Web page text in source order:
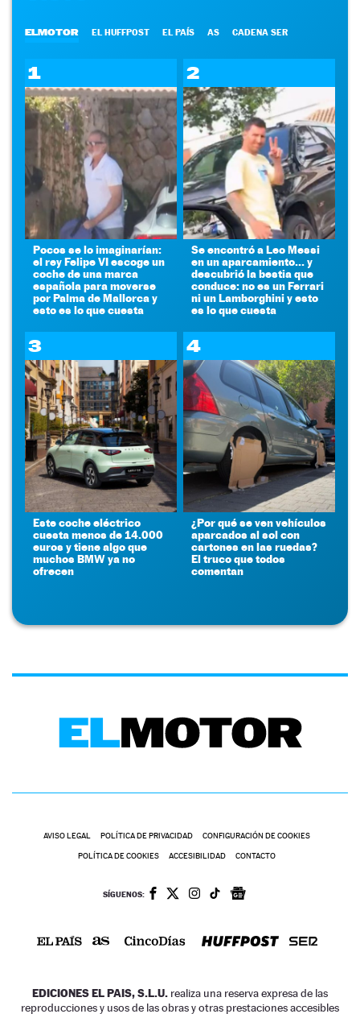
ELMOTOR EL HUFFPOST EL PAÍS AS CADENA SER
1
Pocos se lo imaginarían:
el rey Felipe VI escoge un
coche de una marca
española para moverse
por Palma de Mallorca y
esto es lo que cuesta
2
Se encontró a Leo Messi
en un aparcamiento... y
descubrió la bestia que
conduce: no es un Ferrari
ni un Lamborghini y esto
es lo que cuesta
3
Este coche eléctrico
cuesta menos de 14.000
euros y tiene algo que
muchos BMW ya no
ofrecen
4
¿Por qué se ven vehículos
aparcados al sol con
cartones en las ruedas?
El truco que todos
comentan
AVISO LEGAL POLÍTICA DE PRIVACIDAD CONFIGURACIÓN DE COOKIES
POLÍTICA DE COOKIES ACCESIBILIDAD CONTACTO
SÍGUENOS:
EDICIONES EL PAIS, S.L.U. realiza una reserva expresa de las
reproducciones y usos de las obras y otras prestaciones accesibles